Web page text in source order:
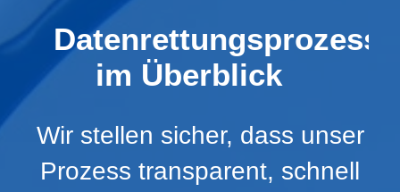
Datenrettungsprozess
im Überblick
Wir stellen sicher, dass unser
Prozess transparent, schnell